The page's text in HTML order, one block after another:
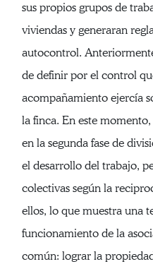
sus propios grupos de
viviendas y generaran
autocontrol.
de definir por el control
acompañamiento ejercía
la finca. En este
en la segunda fase de
el desarrollo del trabajo,
colectivas según la
ellos, lo que muestra una
funcionamiento de la
común: lograr la